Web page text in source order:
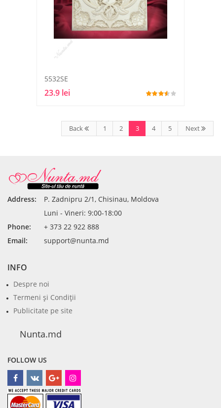
5532SE
23.9 lei
Back 1 2 3 4 5 Next
Address:
P. Zadnipru 2/1, Chisinau, Moldova
Luni - Vineri: 9:00-18:00
Phone:
+ 373 22 922 888
Email:
support@nunta.md
INFO
Despre noi
Termeni şi Condiţii
Publicitate pe site
Nunta.md
FOLLOW US